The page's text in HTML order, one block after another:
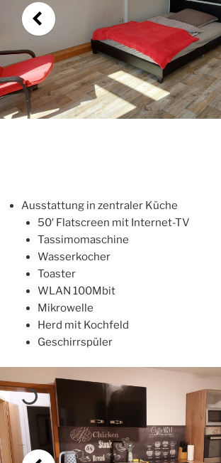
Ausstattung in zentraler Küche
50′ Flatscreen mit Internet-TV
Tassimomaschine
Wasserkocher
Toaster
WLAN 100Mbit
Mikrowelle
Herd mit Kochfeld
Geschirrspüler